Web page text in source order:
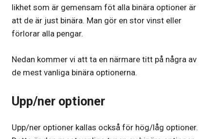
likhet som är gemensam föt alla binära optioner är
att de är just binära. Man gör en stor vinst eller
förlorar alla pengar.
Nedan kommer vi att ta en närmare titt på några av
de mest vanliga binära optionerna.
Upp/ner optioner
Upp/ner optioner kallas också för hög/låg optioner.